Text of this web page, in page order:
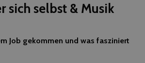
sich selbst & Musik
Job gekommen und was fasziniert